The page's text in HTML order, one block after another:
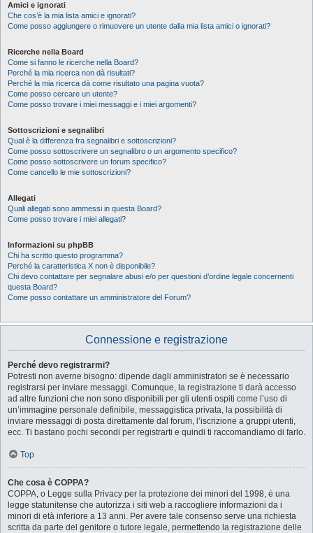
Amici e ignorati
Che cos’è la mia lista amici e ignorati?
Come posso aggiungere o rimuovere un utente dalla mia lista amici o ignorati?
Ricerche nella Board
Come si fanno le ricerche nella Board?
Perché la mia ricerca non dà risultati?
Perché la mia ricerca dà come risultato una pagina vuota?
Come posso cercare un utente?
Come posso trovare i miei messaggi e i miei argomenti?
Sottoscrizioni e segnalibri
Qual è la differenza fra segnalibri e sottoscrizioni?
Come posso sottoscrivere un segnalibro o un argomento specifico?
Come posso sottoscrivere un forum specifico?
Come cancello le mie sottoscrizioni?
Allegati
Quali allegati sono ammessi in questa Board?
Come posso trovare i miei allegati?
Informazioni su phpBB
Chi ha scritto questo programma?
Perché la caratteristica X non è disponibile?
Chi devo contattare per segnalare abusi e/o per questioni d’ordine legale concernenti
questa Board?
Come posso contattare un amministratore del Forum?
Connessione e registrazione
Perché devo registrarmi?
Potresti non averne bisogno: dipende dagli amministratori se è necessario
registrarsi per inviare messaggi. Comunque, la registrazione ti darà accesso
ad altre funzioni che non sono disponibili per gli utenti ospiti come l’uso di
un’immagine personale definibile, messaggistica privata, la possibilità di
inviare messaggi di posta direttamente dal forum, l’iscrizione a gruppi utenti,
ecc. Ti bastano pochi secondi per registrarti e quindi ti raccomandiamo di farlo.
Top
Che cosa è COPPA?
COPPA, o Legge sulla Privacy per la protezione dei minori del 1998, è una
legge statunitense che autorizza i siti web a raccogliere informazioni da i
minori di età inferiore a 13 anni. Per avere tale consenso serve una richiesta
scritta da parte del genitore o tutore legale, permettendo la registrazione delle